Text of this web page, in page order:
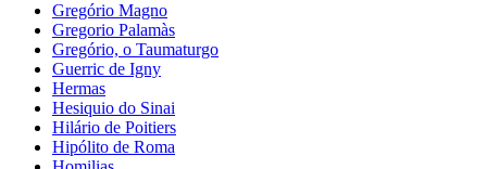
Gregório Magno
Gregorio Palamàs
Gregório, o Taumaturgo
Guerric de Igny
Hermas
Hesiquio do Sinai
Hilário de Poitiers
Hipólito de Roma